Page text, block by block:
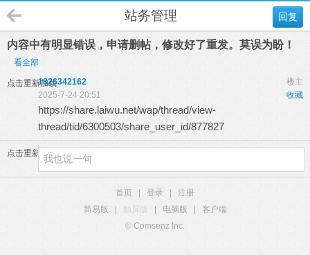
回复
站务管理
内容中有明显错误，申请删帖，修改好了重发。莫误为盼！
看全部
点击重新加载 楼主
1826342162
收藏
2025-7-24 20:51
https://share.laiwu.net/wap/thread/view-
thread/tid/6300503/share_user_id/877827
点击重新加载
首页 登录
注册
简易版
触屏版 电脑版
客户端
© Comsenz Inc.